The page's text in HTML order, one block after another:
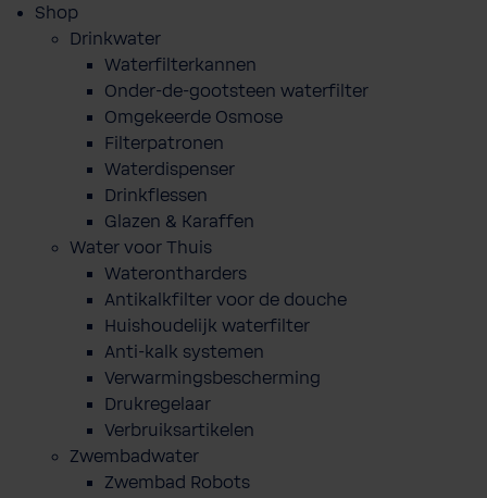
Shop
Drinkwater
Waterfilterkannen
Onder-de-gootsteen waterfilter
Omgekeerde Osmose
Filterpatronen
Waterdispenser
Drinkflessen
Glazen & Karaffen
Water voor Thuis
Waterontharders
Antikalkfilter voor de douche
Huishoudelijk waterfilter
Anti-kalk systemen
Verwarmingsbescherming
Drukregelaar
Verbruiksartikelen
Zwembadwater
Zwembad Robots